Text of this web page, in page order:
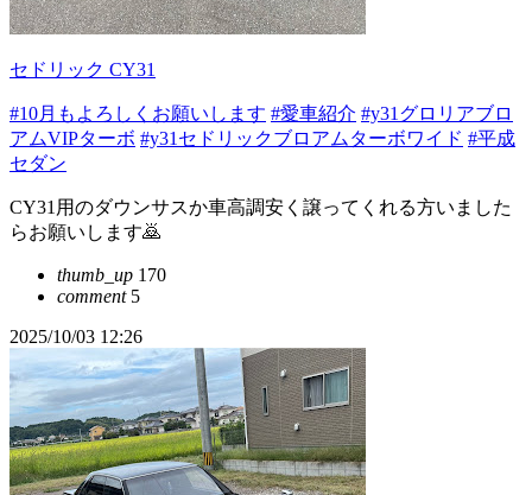
セドリック CY31
#10月もよろしくお願いします #愛車紹介 #y31グロリアブロ
アムVIPターボ #y31セドリックブロアムターボワイド #平成
セダン
CY31用のダウンサスか車高調安く譲ってくれる方いました
らお願いします🙇
thumb_up 170
comment5
2025/10/03 12:26